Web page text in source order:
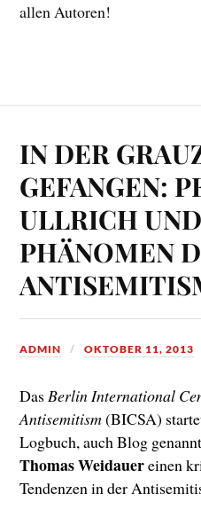
allen Autoren!
IN DER
GEFANGEN:
ULLRICH
PHÄNOMEN
ADMIN OKTOBER 11, 2013
Das Berlin International
Antisemitism(BICSA)
Logbuch, auch Blog
Thomas Weidauereinen
Tendenzen in der